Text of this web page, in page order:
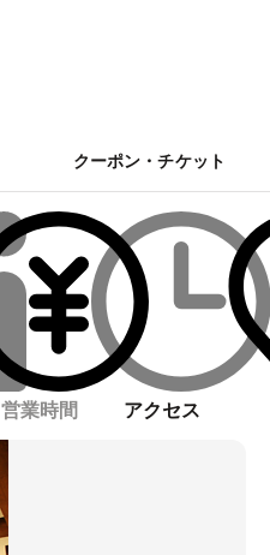
クーポン・チケット
営業時間 アクセス